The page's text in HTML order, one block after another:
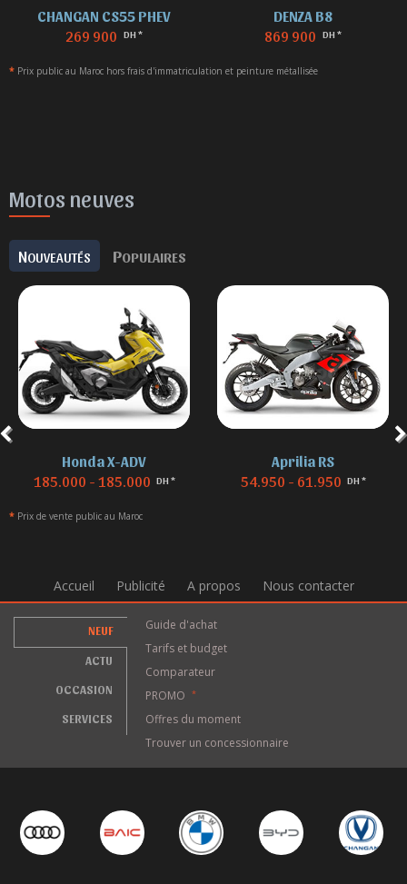
CHANGAN CS55 PHEV
269 900 DH *
DENZA B8
869 900 DH *
* Prix public au Maroc hors frais d'immatriculation et peinture métallisée
Motos neuves
NOUVEAUTÉS POPULAIRES
Honda X-ADV
185.000 - 185.000 DH *
Aprilia RS
54.950 - 61.950 DH *
* Prix de vente public au Maroc
Accueil Publicité A propos Nous contacter
NEUF
ACTU
OCCASION
SERVICES
Guide d'achat
Tarifs et budget
Comparateur
PROMO
*
Offres du moment
Trouver un concessionnaire